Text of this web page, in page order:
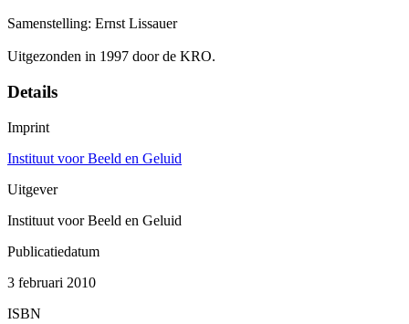
Samenstelling: Ernst Lissauer
Uitgezonden in 1997 door de KRO.
Details
Imprint
Instituut voor Beeld en Geluid
Uitgever
Instituut voor Beeld en Geluid
Publicatiedatum
3 februari 2010
ISBN